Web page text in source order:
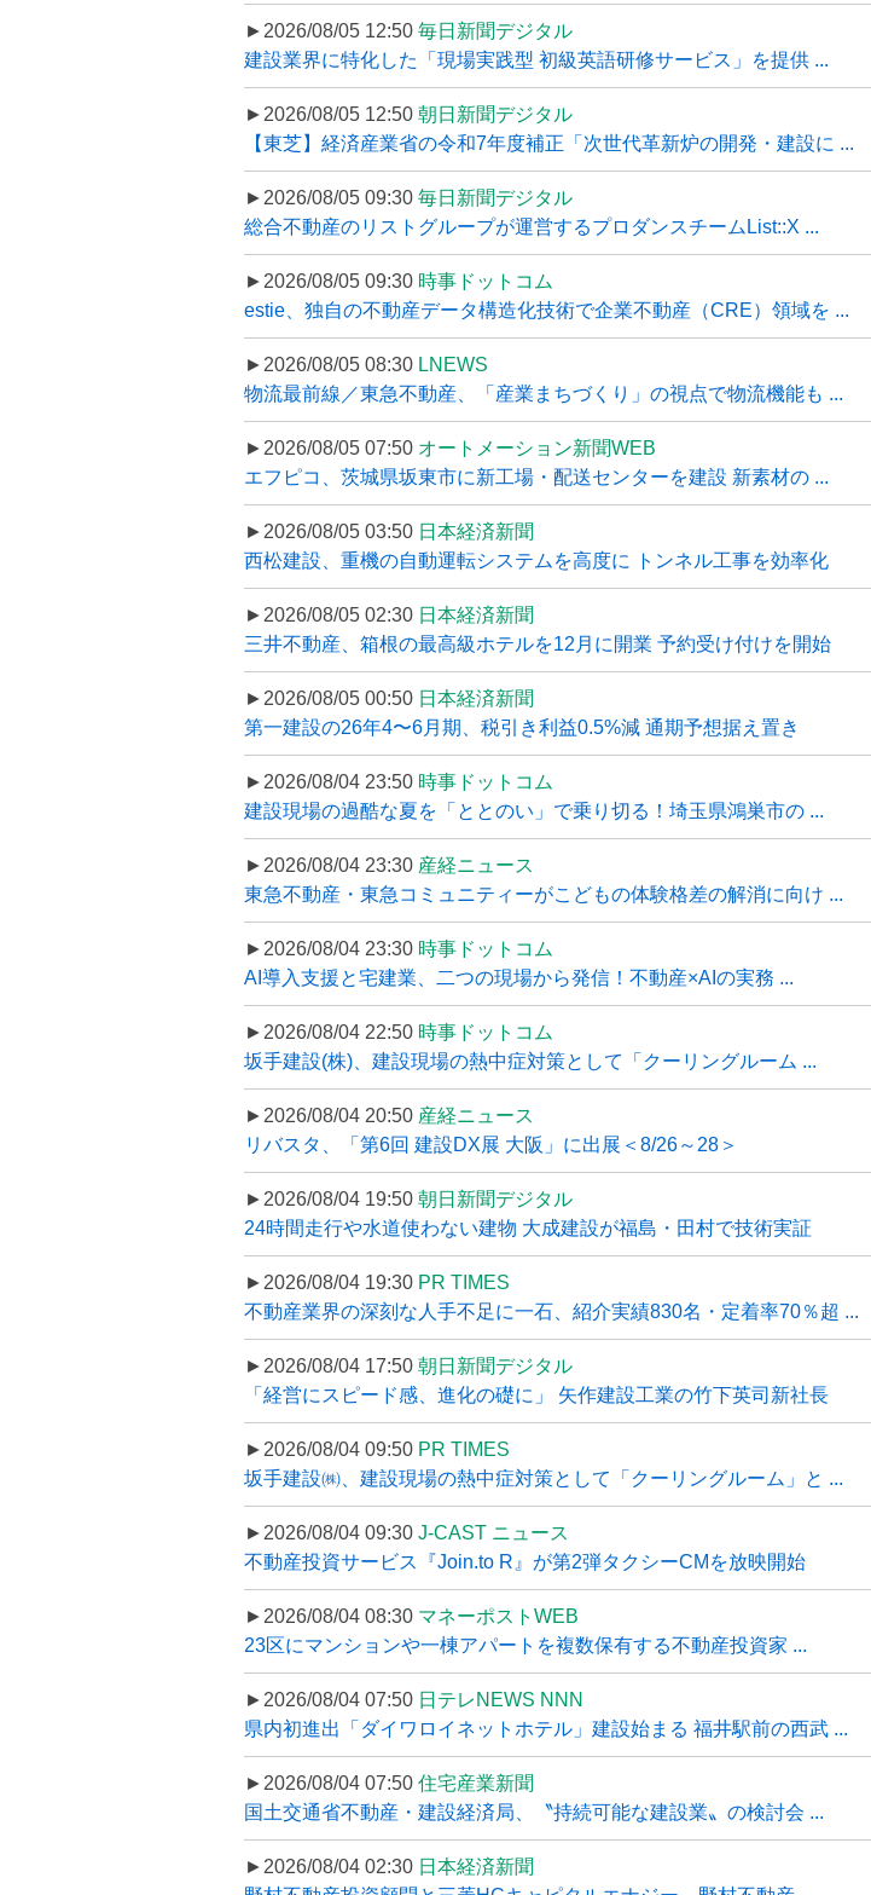
►2026/08/05 12:50 毎日新聞デジタル
建設業界に特化した「現場実践型 初級英語研修サービス」を提供 ...
►2026/08/05 12:50 朝日新聞デジタル
【東芝】経済産業省の令和7年度補正「次世代革新炉の開発・建設に ...
►2026/08/05 09:30 毎日新聞デジタル
総合不動産のリストグループが運営するプロダンスチームList::X ...
►2026/08/05 09:30 時事ドットコム
estie、独自の不動産データ構造化技術で企業不動産（CRE）領域を ...
►2026/08/05 08:30 LNEWS
物流最前線／東急不動産、「産業まちづくり」の視点で物流機能も ...
►2026/08/05 07:50 オートメーション新聞WEB
エフピコ、茨城県坂東市に新工場・配送センターを建設 新素材の ...
►2026/08/05 03:50 日本経済新聞
西松建設、重機の自動運転システムを高度に トンネル工事を効率化
►2026/08/05 02:30 日本経済新聞
三井不動産、箱根の最高級ホテルを12月に開業 予約受け付けを開始
►2026/08/05 00:50 日本経済新聞
第一建設の26年4〜6月期、税引き利益0.5%減 通期予想据え置き
►2026/08/04 23:50 時事ドットコム
建設現場の過酷な夏を「ととのい」で乗り切る！埼玉県鴻巣市の ...
►2026/08/04 23:30 産経ニュース
東急不動産・東急コミュニティーがこどもの体験格差の解消に向け ...
►2026/08/04 23:30 時事ドットコム
AI導入支援と宅建業、二つの現場から発信！不動産×AIの実務 ...
►2026/08/04 22:50 時事ドットコム
坂手建設(株)、建設現場の熱中症対策として「クーリングルーム ...
►2026/08/04 20:50 産経ニュース
リバスタ、「第6回 建設DX展 大阪」に出展＜8/26～28＞
►2026/08/04 19:50 朝日新聞デジタル
24時間走行や水道使わない建物 大成建設が福島・田村で技術実証
►2026/08/04 19:30 PR TIMES
不動産業界の深刻な人手不足に一石、紹介実績830名・定着率70％超 ...
►2026/08/04 17:50 朝日新聞デジタル
「経営にスピード感、進化の礎に」 矢作建設工業の竹下英司新社長
►2026/08/04 09:50 PR TIMES
坂手建設㈱、建設現場の熱中症対策として「クーリングルーム」と ...
►2026/08/04 09:30 J-CAST ニュース
不動産投資サービス『Join.to R』が第2弾タクシーCMを放映開始
►2026/08/04 08:30 マネーポストWEB
23区にマンションや一棟アパートを複数保有する不動産投資家 ...
►2026/08/04 07:50 日テレNEWS NNN
県内初進出「ダイワロイネットホテル」建設始まる 福井駅前の西武 ...
►2026/08/04 07:50 住宅産業新聞
国土交通省不動産・建設経済局、〝持続可能な建設業〟の検討会 ...
►2026/08/04 02:30 日本経済新聞